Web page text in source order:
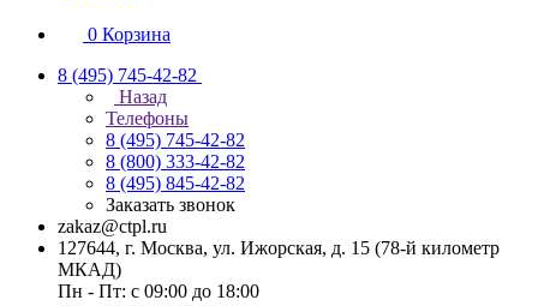
0 Корзина
8 (495) 745-42-82
Назад
Телефоны
8 (495) 745-42-82
8 (800) 333-42-82
8 (495) 845-42-82
Заказать звонок
zakaz@ctpl.ru
127644, г. Москва, ул. Ижорская, д. 15 (78-й километр
МКАД)
Пн - Пт: с 09:00 до 18:00